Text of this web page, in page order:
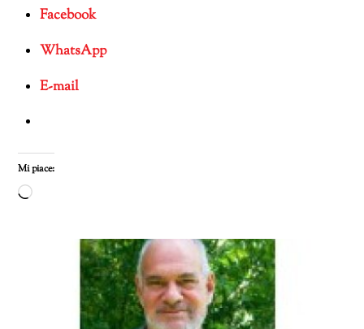
Facebook
WhatsApp
E-mail
Mi piace:
Caricamento